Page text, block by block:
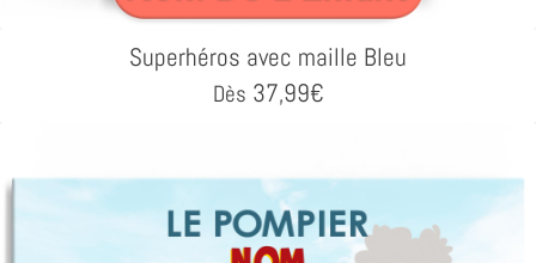
Superhéros avec maille Bleu
Dès 37,99€